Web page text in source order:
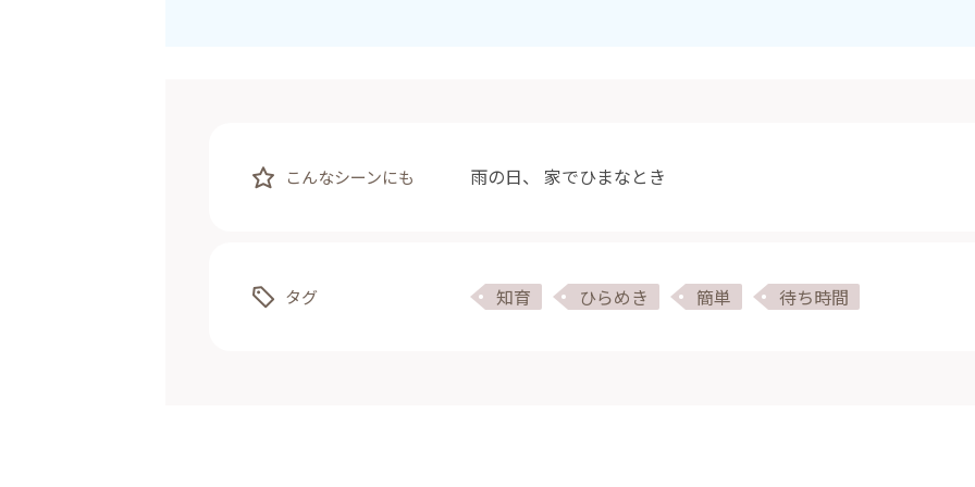
こんなシーンにも 雨の日、 家でひまなとき
タグ 知育 ひらめき 簡単 待ち時間